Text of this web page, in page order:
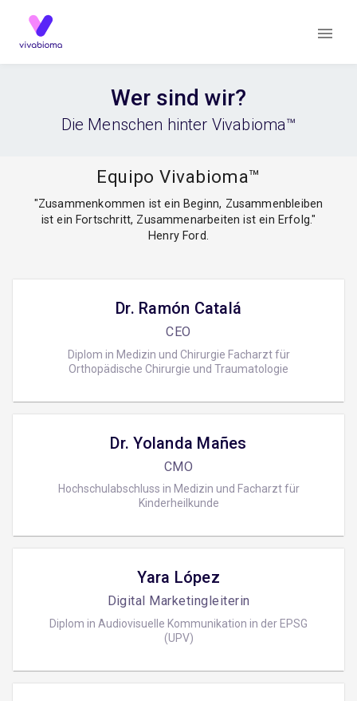
Wer sind wir?
Die Menschen hinter Vivabioma™
Equipo Vivabioma™
"Zusammenkommen ist ein Beginn, Zusammenbleiben
ist ein Fortschritt, Zusammenarbeiten ist ein Erfolg."
Henry Ford.
Dr. Ramón Catalá
CEO
Diplom in Medizin und Chirurgie Facharzt für
Orthopädische Chirurgie und Traumatologie
Dr. Yolanda Mañes
CMO
Hochschulabschluss in Medizin und Facharzt für
Kinderheilkunde
Yara López
Digital Marketingleiterin
Diplom in Audiovisuelle Kommunikation in der EPSG
(UPV)